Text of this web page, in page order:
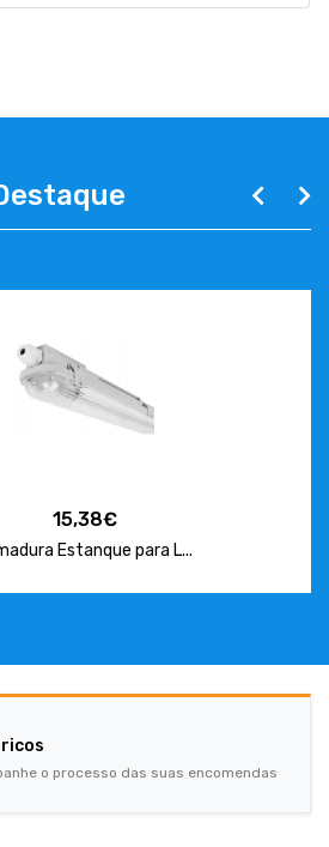
15,38€
Estanque para L...
o processo das suas encomendas